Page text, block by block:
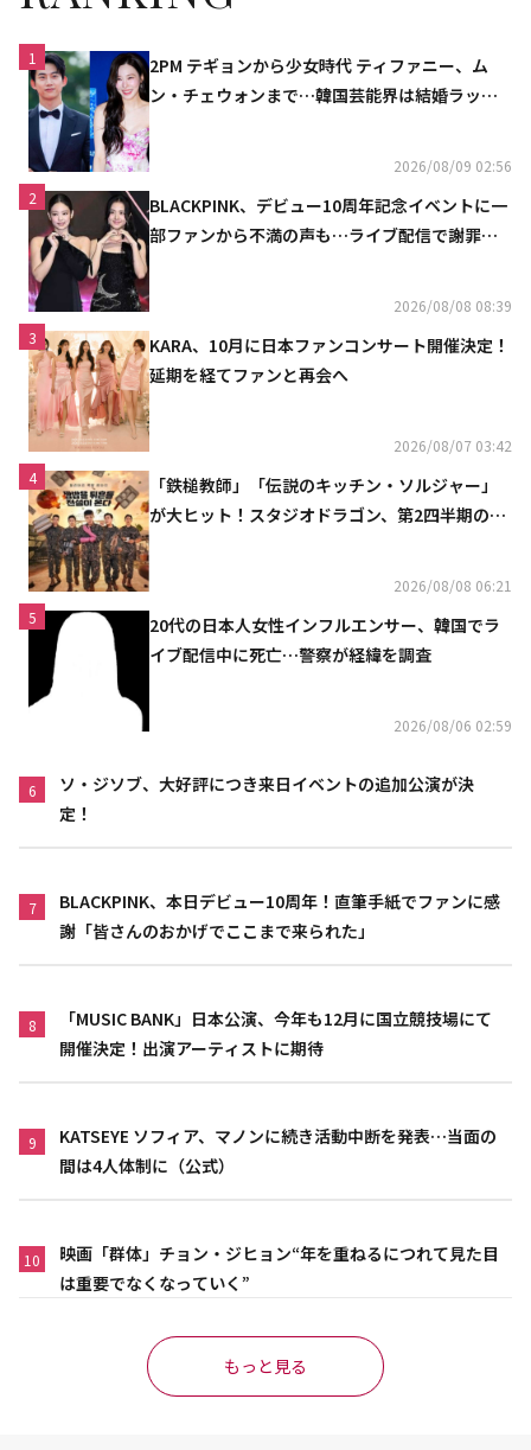
1
2PM テギョンから少女時代 ティファニー、ム
ン・チェウォンまで…韓国芸能界は結婚ラッシ
2026/08/09 02:56
2
BLACKPINK、デビュー10周年記念イベントに一
部ファンから不満の声も…ライブ配信で謝罪
2026/08/08 08:39
3
KARA、10月に日本ファンコンサート開催決定！
延期を経てファンと再会へ
2026/08/07 03:42
4
「鉄槌教師」「伝説のキッチン・ソルジャー」
が大ヒット！スタジオドラゴン、第2四半期の売
2026/08/08 06:21
5
20代の日本人女性インフルエンサー、韓国でラ
イブ配信中に死亡…警察が経緯を調査
2026/08/06 02:59
6
ソ・ジソブ、大好評につき来日イベントの追加公演が決
定！
7
BLACKPINK、本日デビュー10周年！直筆手紙でファンに感
謝「皆さんのおかげでここまで来られた」
8
「MUSIC BANK」日本公演、今年も12月に国立競技場にて
開催決定！出演アーティストに期待
9
KATSEYE ソフィア、マノンに続き活動中断を発表…当面の
間は4人体制に（公式）
10
映画「群体」チョン・ジヒョン“年を重ねるにつれて見た目
は重要でなくなっていく”
もっと見る